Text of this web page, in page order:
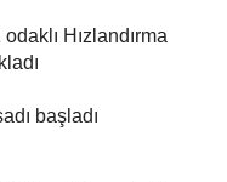
Hızlandırma
başladı